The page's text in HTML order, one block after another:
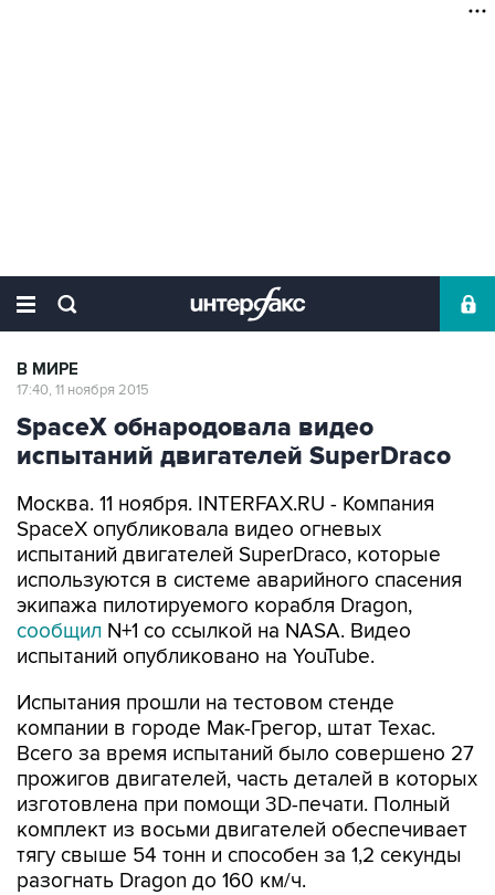
В МИРЕ
17:40, 11 ноября 2015
SpaceX обнародовала видео
испытаний двигателей SuperDraco
Москва. 11 ноября. INTERFAX.RU - Компания
SpaceX опубликовала видео огневых
испытаний двигателей SuperDraco, которые
используются в системе аварийного спасения
экипажа пилотируемого корабля Dragon,
сообщил N+1 со ссылкой на NASA. Видео
испытаний опубликовано на YouTube.
Испытания прошли на тестовом стенде
компании в городе Мак-Грегор, штат Техас.
Всего за время испытаний было совершено 27
прожигов двигателей, часть деталей в которых
изготовлена при помощи 3D-печати. Полный
комплект из восьми двигателей обеспечивает
тягу свыше 54 тонн и способен за 1,2 секунды
разогнать Dragon до 160 км/ч.